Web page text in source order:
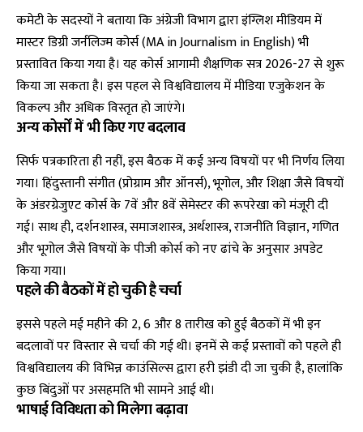
कमेटी के सदस्यों ने बताया कि अंग्रेजी विभाग द्वारा इंग्लिश मीडियम में
मास्टर डिग्री जर्नलिज्म कोर्स (MA in Journalism in English) भी
प्रस्तावित किया गया है। यह कोर्स आगामी शैक्षणिक सत्र 2026-27 से शुरू
किया जा सकता है। इस पहल से विश्वविद्यालय में मीडिया एजुकेशन के
विकल्प और अधिक विस्तृत हो जाएंगे।
अन्य कोर्सों में भी किए गए बदलाव
सिर्फ पत्रकारिता ही नहीं, इस बैठक में कई अन्य विषयों पर भी निर्णय लिया
गया। हिंदुस्तानी संगीत (प्रोग्राम और ऑनर्स), भूगोल, और शिक्षा जैसे विषयों
के अंडरग्रेजुएट कोर्स के 7वें और 8वें सेमेस्टर की रूपरेखा को मंजूरी दी
गई। साथ ही, दर्शनशास्त्र, समाजशास्त्र, अर्थशास्त्र, राजनीति विज्ञान, गणित
और भूगोल जैसे विषयों के पीजी कोर्स को नए ढांचे के अनुसार अपडेट
किया गया।
पहले की बैठकों में हो चुकी है चर्चा
इससे पहले मई महीने की 2, 6 और 8 तारीख को हुई बैठकों में भी इन
बदलावों पर विस्तार से चर्चा की गई थी। इनमें से कई प्रस्तावों को पहले ही
विश्वविद्यालय की विभिन्न काउंसिल्स द्वारा हरी झंडी दी जा चुकी है, हालांकि
कुछ बिंदुओं पर असहमति भी सामने आई थी।
भाषाई विविधता को मिलेगा बढ़ावा